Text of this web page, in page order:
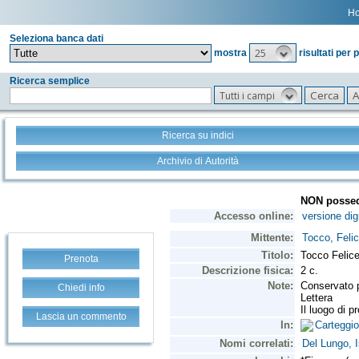
Seleziona banca dati
mostra
25 risultati per
Ricerca semplice
Tutti i campi
Ricerca su indici
Archivio di Autorità
Prenota
Chiedi info
Lascia un commento